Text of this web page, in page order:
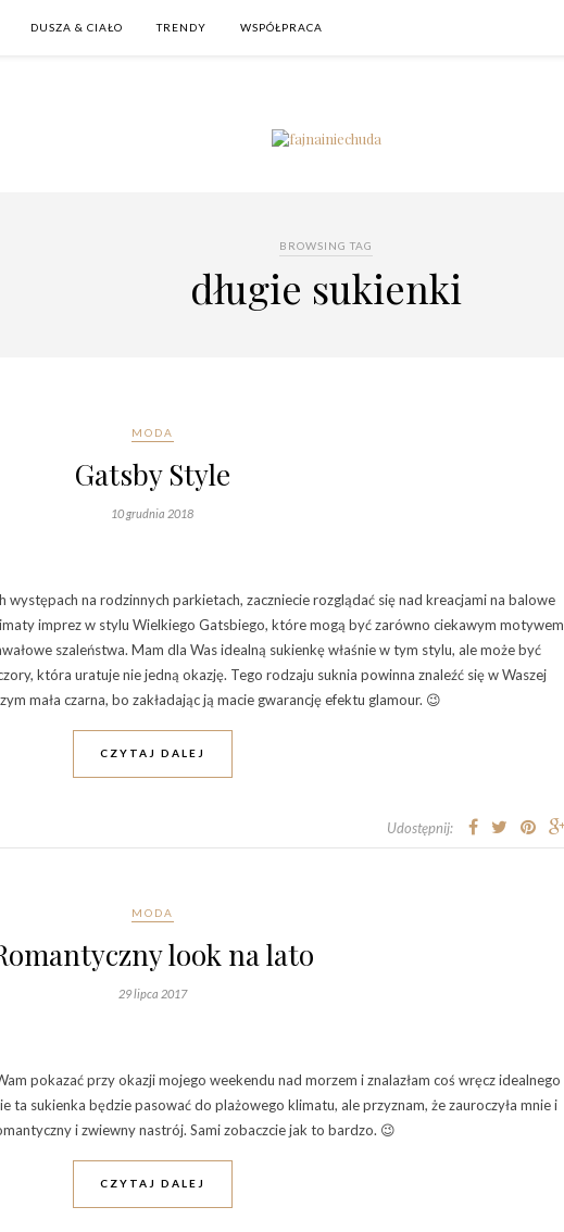
DUSZA & CIAŁO TRENDY WSPÓŁPRACA
BROWSING TAG
długie sukienki
MODA
Gatsby Style
10 grudnia 2018
na rodzinnych parkietach, zaczniecie rozglądać się nad kreacjami na balowe
imprez w stylu Wielkiego Gatsbiego, które mogą być zarówno ciekawym motywem
szaleństwa. Mam dla Was idealną sukienkę właśnie w tym stylu, ale może być
która uratuje nie jedną okazję. Tego rodzaju suknia powinna znaleźć się w Waszej
mała czarna, bo zakładając ją macie gwarancję efektu glamour. 😉
CZYTAJ DALEJ
Udostępnij:
MODA
look na lato
29 lipca 2017
pokazać przy okazji mojego weekendu nad morzem i znalazłam coś wręcz idealnego
ta sukienka będzie pasować do plażowego klimatu, ale przyznam, że zauroczyła mnie i
i zwiewny nastrój. Sami zobaczcie jak to bardzo. 😉
CZYTAJ DALEJ